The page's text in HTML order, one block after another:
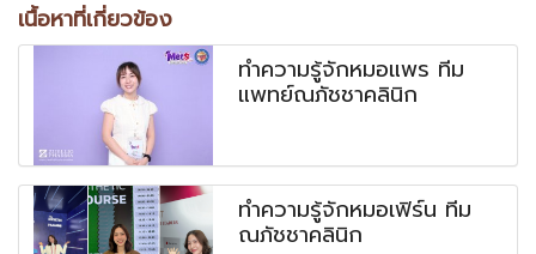
เนื้อหาที่เกี่ยวข้อง
ทำความรู้จักหมอแพร ทีม
แพทย์ณภัชชาคลินิก
ทำความรู้จักหมอเฟิร์น ทีม
ณภัชชาคลินิก